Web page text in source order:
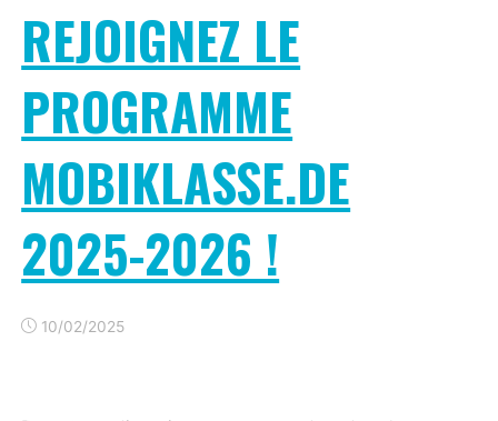
REJOIGNEZ LE
PROGRAMME
MOBIKLASSE.DE
2025-2026 !
10/02/2025